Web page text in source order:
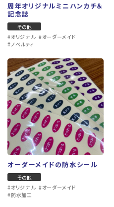
ショップカード・ポイントカード
その他
#オリジナル
#オーダーメイド #販促ツール
周年オリジナルミニハンカチ＆
記念誌
その他
#オリジナル #オーダーメイド
#ノベルティ
オーダーメイドの防水シール
その他
#オリジナル #オーダーメイド
#防水加工